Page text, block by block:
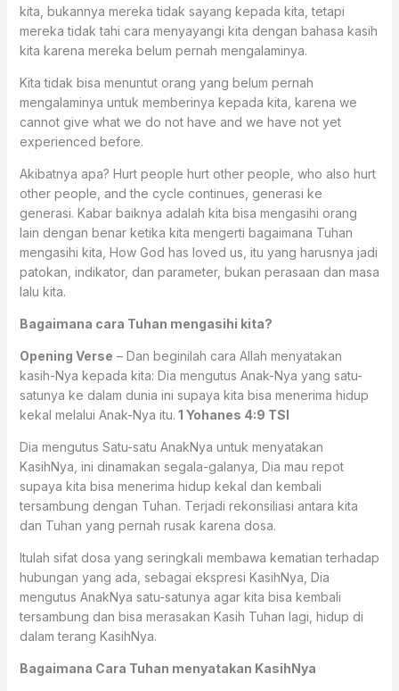
kita, bukannya mereka tidak sayang kepada kita, tetapi
mereka tidak tahi cara menyayangi kita dengan bahasa kasih
kita karena mereka belum pernah mengalaminya.
Kita tidak bisa menuntut orang yang belum pernah
mengalaminya untuk memberinya kepada kita, karena we
cannot give what we do not have and we have not yet
experienced before.
Akibatnya apa? Hurt people hurt other people, who also hurt
other people, and the cycle continues, generasi ke
generasi. Kabar baiknya adalah kita bisa mengasihi orang
lain dengan benar ketika kita mengerti bagaimana Tuhan
mengasihi kita, How God has loved us, itu yang harusnya jadi
patokan, indikator, dan parameter, bukan perasaan dan masa
lalu kita.
Bagaimana cara Tuhan mengasihi kita?
Opening Verse – Dan beginilah cara Allah menyatakan
kasih-Nya kepada kita: Dia mengutus Anak-Nya yang satu-
satunya ke dalam dunia ini supaya kita bisa menerima hidup
kekal melalui Anak-Nya itu. 1 Yohanes 4:9 TSI
Dia mengutus Satu-satu AnakNya untuk menyatakan
KasihNya, ini dinamakan segala-galanya, Dia mau repot
supaya kita bisa menerima hidup kekal dan kembali
tersambung dengan Tuhan. Terjadi rekonsiliasi antara kita
dan Tuhan yang pernah rusak karena dosa.
Itulah sifat dosa yang seringkali membawa kematian terhadap
hubungan yang ada, sebagai ekspresi KasihNya, Dia
mengutus AnakNya satu-satunya agar kita bisa kembali
tersambung dan bisa merasakan Kasih Tuhan lagi, hidup di
dalam terang KasihNya.
Bagaimana Cara Tuhan menyatakan KasihNya